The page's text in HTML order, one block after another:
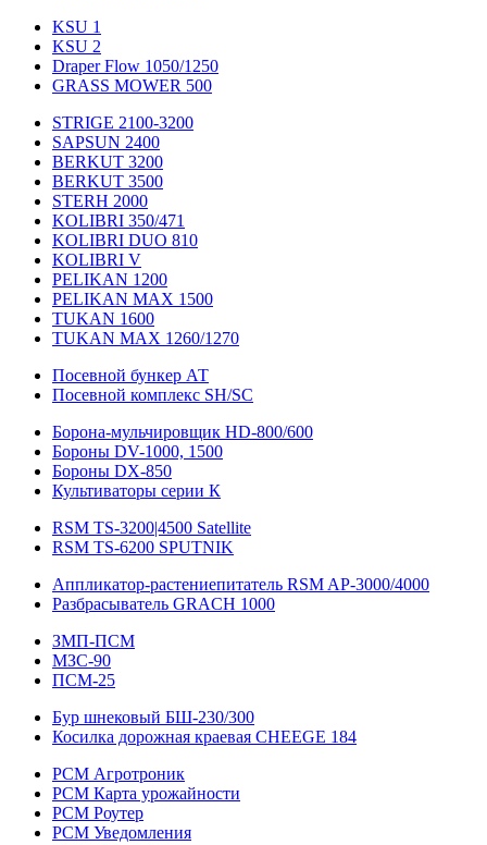
KSU 1
KSU 2
Draper Flow 1050/1250
GRASS MOWER 500
STRIGE 2100-3200
SAPSUN 2400
BERKUT 3200
BERKUT 3500
STERH 2000
KOLIBRI 350/471
KOLIBRI DUO 810
KOLIBRI V
PELIKAN 1200
PELIKAN MAX 1500
TUKAN 1600
TUKAN MAX 1260/1270
Посевной бункер АТ
Посевной комплекс SH/SC
Борона-мульчировщик HD-800/600
Бороны DV-1000, 1500
Бороны DX-850
Культиваторы серии К
RSM TS-3200|4500 Satellite
RSM TS-6200 SPUTNIK
Аппликатор-растениепитатель RSM AP-3000/4000
Разбрасыватель GRACH 1000
ЗМП-ПСМ
МЗС-90
ПСМ-25
Бур шнековый БШ-230/300
Косилка дорожная краевая CHEEGE 184
РСМ Агротроник
РСМ Карта урожайности
РСМ Роутер
РСМ Уведомления